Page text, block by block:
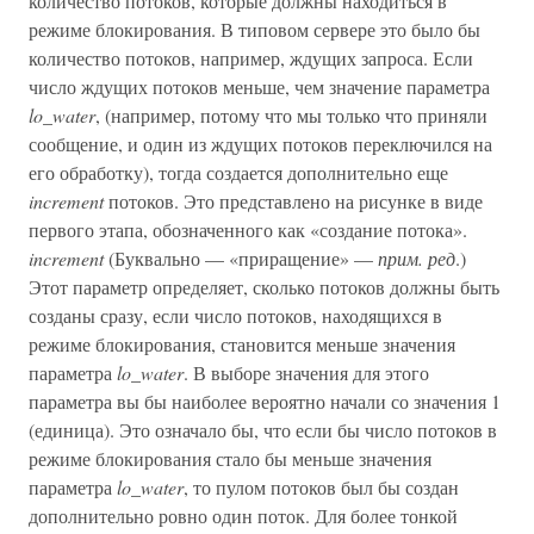
режиме блокирования. В типовом сервере это было бы
количество потоков, например, ждущих запроса. Если
число ждущих потоков меньше, чем значение параметра
lo_water, (например, потому что мы только что приняли
сообщение, и один из ждущих потоков переключился на
его обработку), тогда создается дополнительно еще
incrementпотоков. Это представлено на рисунке в виде
первого этапа, обозначенного как «создание потока».
increment(Буквально — «приращение» —прим. ред.)
Этот параметр определяет, сколько потоков должны быть
созданы сразу, если число потоков, находящихся в
режиме блокирования, становится меньше значения
параметра lo_water. В выборе значения для этого
параметра вы бы наиболее вероятно начали со значения 1
(единица). Это означало бы, что если бы число потоков в
режиме блокирования стало бы меньше значения
параметра lo_water, то пулом потоков был бы создан
дополнительно ровно один поток. Для более тонкой